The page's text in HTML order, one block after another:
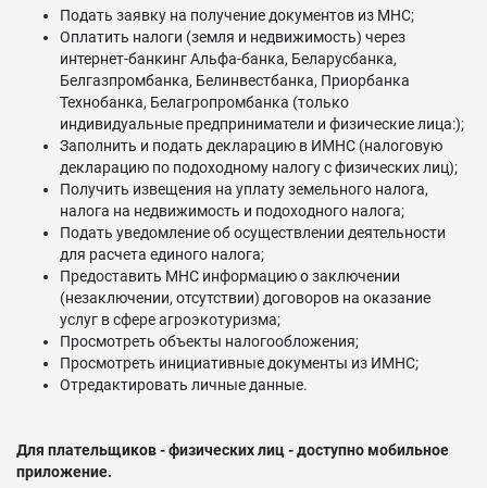
Подать заявку на получение документов из МНС;
Оплатить налоги (земля и недвижимость) через
интернет-банкинг Альфа-банка, Беларусбанка,
Белгазпромбанка, Белинвестбанка, Приорбанка
Технобанка, Белагропромбанка (только
индивидуальные предприниматели и физические лица:);
Заполнить и подать декларацию в ИМНС (налоговую
декларацию по подоходному налогу с физических лиц);
Получить извещения на уплату земельного налога,
налога на недвижимость и подоходного налога;
Подать уведомление об осуществлении деятельности
для расчета единого налога;
Предоставить МНС информацию о заключении
(незаключении, отсутствии) договоров на оказание
услуг в сфере агроэкотуризма;
Просмотреть объекты налогообложения;
Просмотреть инициативные документы из ИМНС;
Отредактировать личные данные.
Для плательщиков - физических лиц - доступно мобильное
приложение.